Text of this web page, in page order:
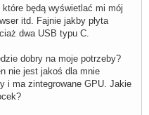
będą wyświetlać mi mój
itd. Fajnie jakby płyta
dwa USB typu C.
dobry na moje potrzeby?
nie jest jakoś dla mnie
i ma zintegrowane GPU. Jakie